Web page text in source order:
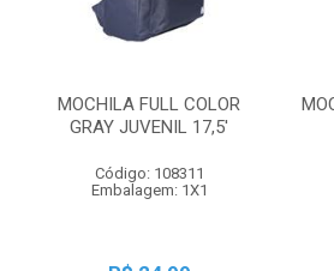
MOCHILA FULL COLOR
GRAY JUVENIL 17,5'
Código: 108311
Embalagem: 1X1